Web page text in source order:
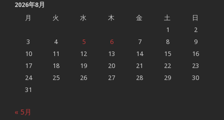
2026年8月
月
火 水 木 金 土
日
1
2
3
4 5 6 7 8
9
10
11 12 13 14 15
16
17
18 19 20 21 22
23
24
25 26 27 28 29
30
31
« 5月